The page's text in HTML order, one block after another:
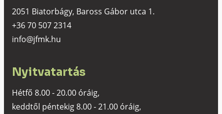
2051 Biatorbágy, Baross Gábor utca 1.
+36 70 507 2314
info@jfmk.hu
Nyitvatartás
Hétfő 8.00 - 20.00 óráig,
keddtől péntekig 8.00 - 21.00 óráig,